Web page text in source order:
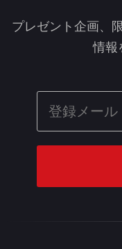
プレゼント企画、
情報